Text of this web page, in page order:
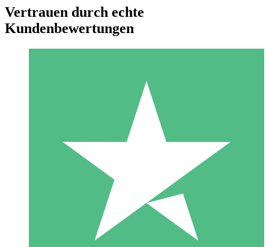
Individuelle Credit-Pakete
Zahlen Sie nach Bedarf mit Download-Credits. Keine
monatliche Verpflichtung erforderlich.
10 00
Vertrauen durch echte
Kundenbewertungen